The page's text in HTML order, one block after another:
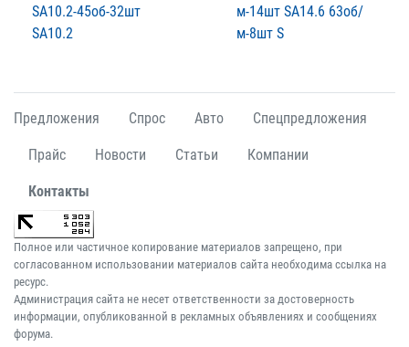
SA10.2-45об-32шт
SA10.2
м-14шт SA14.6 63об/
м-8шт S
Предложения Спрос Авто Спецпредложения
Прайс Новости Статьи Компании
Контакты
Полное или частичное копирование материалов запрещено, при
согласованном использовании материалов сайта необходима ссылка на
ресурс.
Администрация сайта не несет ответственности за достоверность
информации, опубликованной в рекламных объявлениях и сообщениях
форума.